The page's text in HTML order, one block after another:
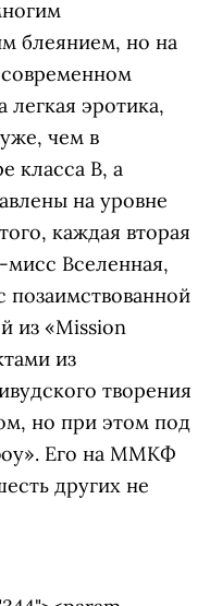
блеянием, но на
эротика,
чем в
класса B, а
на уровне
каждая вторая
мисс Вселенная,
позаимствованной
из «Mission
из
творения
но при этом под
Его на ММКФ
других не